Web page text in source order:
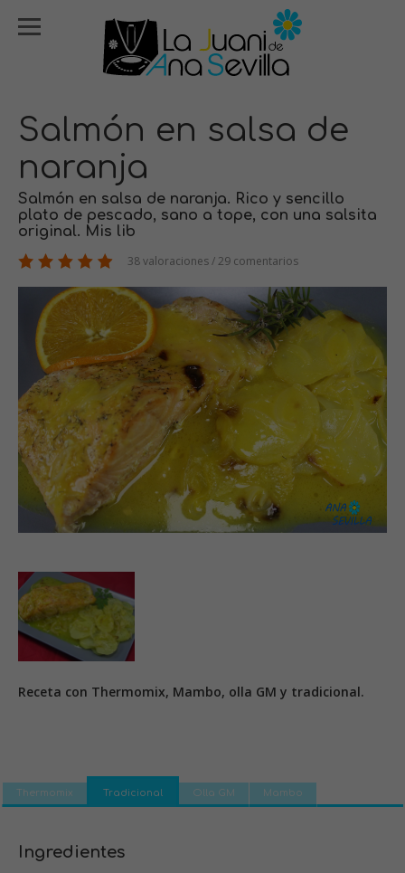
Salmón en salsa de
naranja
Salmón en salsa de naranja. Rico y sencillo
plato de pescado, sano a tope, con una salsita
original. Mis lib
38 valoraciones / 29 comentarios
Receta con Thermomix, Mambo, olla GM y tradicional.
Thermomix Tradicional Olla GM Mambo
Ingredientes